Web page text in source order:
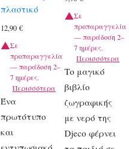
πλαστικό
12,90€
Σε
προπαραγγελία
— παράδοση 2–
7 ημέρες.
Περισσότερα
Ένα
πρωτότυπο
και
Σε
προπαραγγελία
— παράδοση 2–
7 ημέρες.
Περισσότερα
Το μαγικό
βιβλίο
ζωγραφικής
με νερό της
Djeco φέρνει